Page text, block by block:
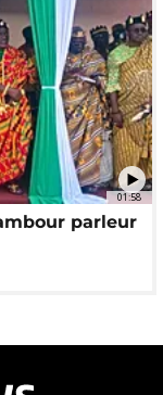
01:58
parleur